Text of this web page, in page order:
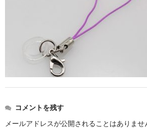
セット
ストラップ付き
コメントを残す
メールアドレスが公開されることはありませ